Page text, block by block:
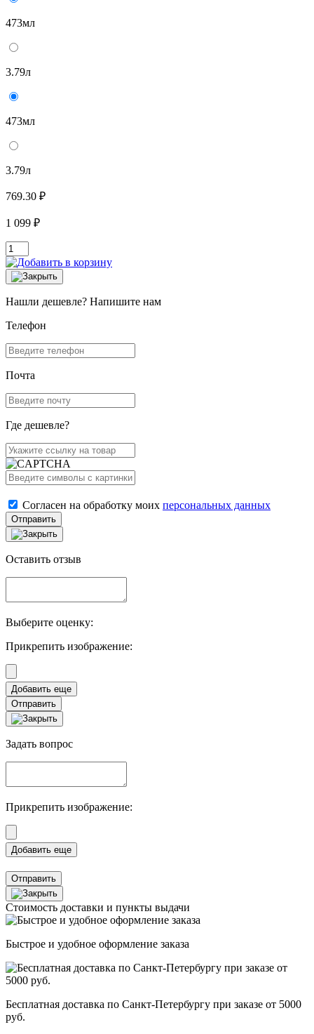
473мл
3.79л
473мл
3.79л
769.30 ₽
1 099 ₽
Нашли дешевле? Напишите нам
Телефон
Почта
Где дешевле?
Согласен на обработку моих персональных данных
Отправить
Оставить отзыв
Выберите оценку:
Прикрепить изображение:
Отправить
Задать вопрос
Прикрепить изображение:
Отправить
Стоимость доставки и пункты выдачи
Быстрое и удобное оформление заказа
Бесплатная доставка по Санкт-Петербургу при заказе от 5000
руб.